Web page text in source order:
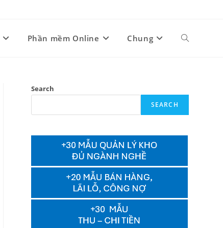
Phần mềm Online Chung Toggle
search
Search
SEARCH